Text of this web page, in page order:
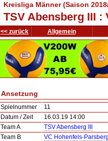
Kreisliga Männer (Saison
TSV Abensberg III :
<< zurück Allgemein
Ansetzung
Spielnummer
11
Datum / Zeit
16.03.19 14:00
Team A
TSV Abensberg III
Team B
VC Hohenfels-